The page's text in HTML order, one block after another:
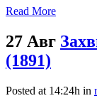
Read More
27 Авг
(1891)
Posted at 14:24h in